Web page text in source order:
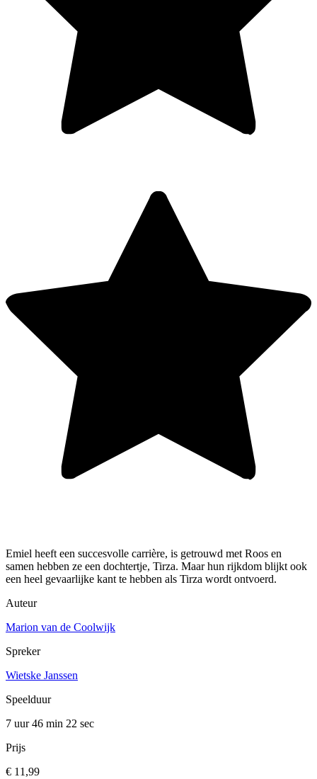
Emiel heeft een succesvolle carrière, is getrouwd met Roos en
samen hebben ze een dochtertje, Tirza. Maar hun rijkdom blijkt ook
een heel gevaarlijke kant te hebben als Tirza wordt ontvoerd.
Auteur
Marion van de Coolwijk
Spreker
Wietske Janssen
Speelduur
7 uur 46 min 22 sec
Prijs
€ 11,99